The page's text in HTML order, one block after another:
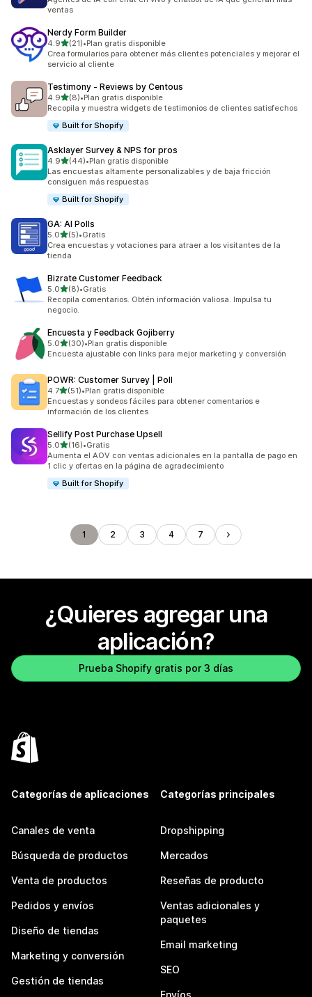
ventas
Nerdy Form Builder
4.9de 5 estrellas
(21)
21 reseñas en total
•Plan gratis disponible
Crea formularios para obtener más clientes potenciales y mejorar el
servicio al cliente
Testimony ‑ Reviews by Centous
4.9de 5 estrellas
(8)
8 reseñas en total
•Plan gratis disponible
Recopila y muestra widgets de testimonios de clientes satisfechos
Built for Shopify
Asklayer Survey & NPS for pros
4.9de 5 estrellas
(44)
44 reseñas en total
•Plan gratis disponible
Las encuestas altamente personalizables y de baja fricción
consiguen más respuestas
Built for Shopify
GA: AI Polls
5.0de 5 estrellas
(5)
5 reseñas en total
•Gratis
Crea encuestas y votaciones para atraer a los visitantes de la
tienda
Bizrate Customer Feedback
5.0de 5 estrellas
(8)
8 reseñas en total
•Gratis
Recopila comentarios. Obtén información valiosa. Impulsa tu
negocio.
Encuesta y Feedback Gojiberry
5.0de 5 estrellas
(30)
30 reseñas en total
•Plan gratis disponible
Encuesta ajustable con links para mejor marketing y conversión
POWR: Customer Survey | Poll
4.7de 5 estrellas
(51)
51 reseñas en total
•Plan gratis disponible
Encuestas y sondeos fáciles para obtener comentarios e
información de los clientes
Sellify Post Purchase Upsell
5.0de 5 estrellas
(16)
16 reseñas en total
•Gratis
Aumenta el AOV con ventas adicionales en la pantalla de pago en
1 clic y ofertas en la página de agradecimiento
Built for Shopify
1 2 3 4 7
¿Quieres agregar una
aplicación?
Prueba Shopify gratis por 3 días
Categorías de aplicaciones
Canales de venta
Búsqueda de productos
Venta de productos
Pedidos y envíos
Diseño de tiendas
Marketing y conversión
Gestión de tiendas
Categorías principales
Dropshipping
Mercados
Reseñas de producto
Ventas adicionales y
paquetes
Email marketing
SEO
Envíos